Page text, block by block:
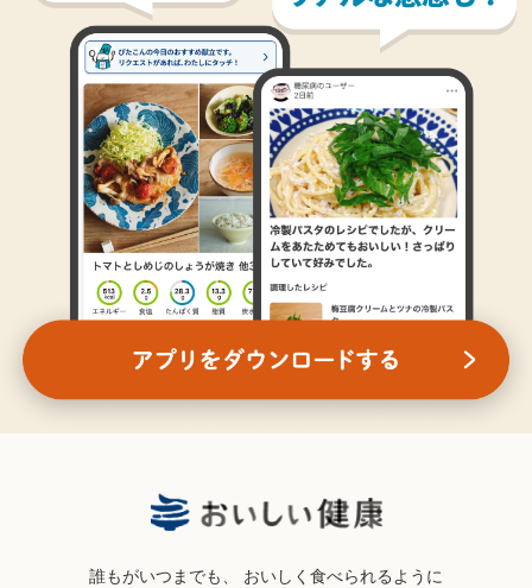
誰もがいつまでも、 おいしく食べられるように